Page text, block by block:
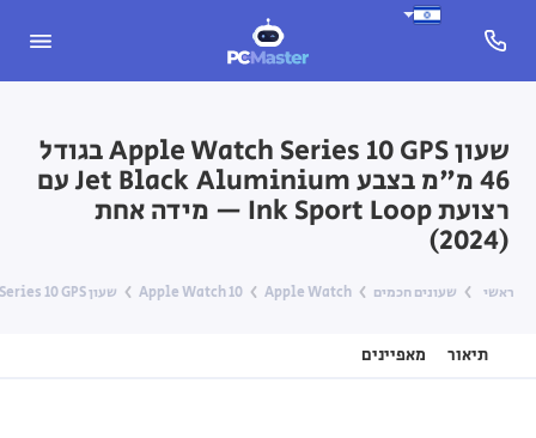
שעון Apple Watch Series 10 GPS בגודל
46 מ"מ בצבע Jet Black Aluminium עם
רצועת Ink Sport Loop — מידה אחת
(2024)
ראשי שעונים חכמים Apple Watch
Apple Watch 10 שעון Apple Watch Series 10 GPS בגודל 46 מ"מ בצבע Jet Black Aluminium עם רצועת Ink Sport Loop — מידה אחת (2024)
תיאור מאפיינים